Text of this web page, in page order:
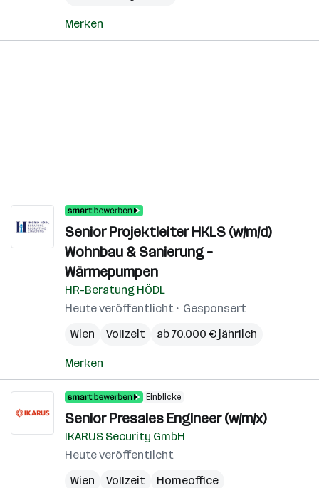
Merken
Senior Projektleiter HKLS (w/m/d)
Wohnbau & Sanierung –
Wärmepumpen
HR-Beratung HÖDL
Heute veröffentlicht
Gesponsert
Wien
Vollzeit ab 70.000 € jährlich
Merken
Einblicke
Senior Presales Engineer (w/m/x)
IKARUS Security GmbH
Heute veröffentlicht
Wien
Vollzeit
Homeoffice